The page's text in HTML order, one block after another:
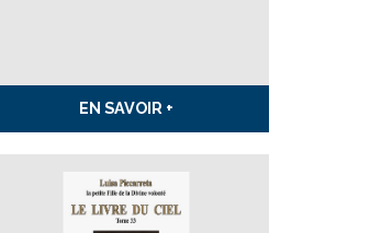
EN SAVOIR +